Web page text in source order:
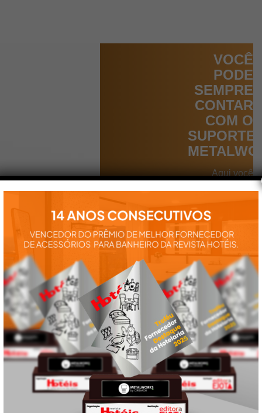
VOCÊ
PODE
SEMPRE
CONTAR
COM O
SUPORTE
Aqui você
encontra tudo
para a
utilização de
produtos:
manuais,
vídeos,
catálogos e
tudo mais que
precisa.
VEJA
TAMBÉM